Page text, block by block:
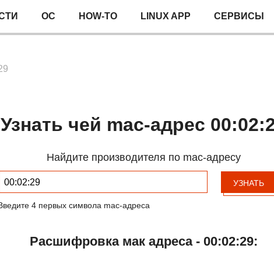
ОС HOW-TO LINUX APP СЕРВИСЫ
Узнать чей mac-адрес
Найдите производителя по mac-адресу
УЗНАТЬ
4 первых символа mac-адреса
Расшифровка мак адреса - 00:02:29: